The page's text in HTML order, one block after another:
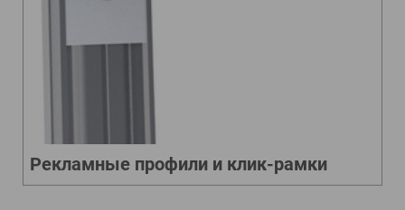
Рекламные профили и клик-рамки